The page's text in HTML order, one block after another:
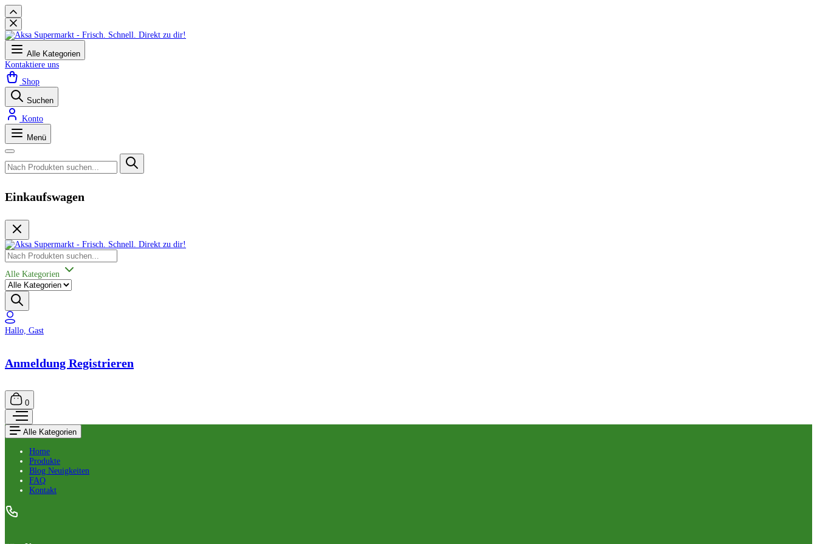
Alle Kategorien
Kontaktiere uns
Shop
Suchen
Konto
Menü
Einkaufswagen
Alle Kategorien
Hallo, Gast
Anmeldung Registrieren
0
Alle Kategorien
Home
Produkte
Blog Neuigkeiten
FAQ
Kontakt